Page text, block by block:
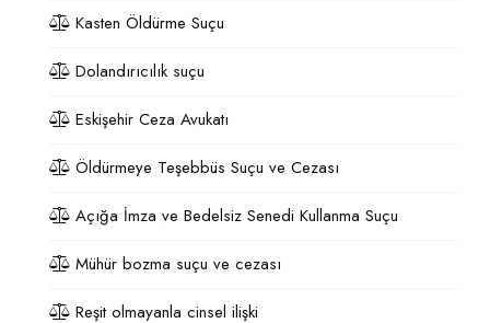
Kasten Öldürme Suçu
Dolandırıcılık suçu
Eskişehir Ceza Avukatı
Öldürmeye Teşebbüs Suçu ve Cezası
Açığa İmza ve Bedelsiz Senedi Kullanma Suçu
Mühür bozma suçu ve cezası
Reşit olmayanla cinsel ilişki